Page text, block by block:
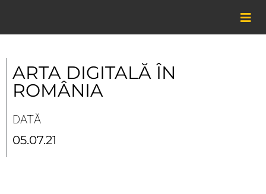
content
ARTA DIGITALĂ ÎN
ROMÂNIA
DATĂ
05.07.21